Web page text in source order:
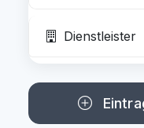
Dienstleister